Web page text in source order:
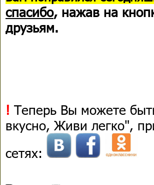
спасибо, нажав на
друзьям.
! Теперь Вы можете
вкусно, Живи легко",
сетях: